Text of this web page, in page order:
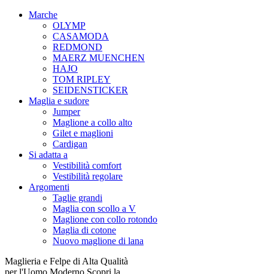
Marche
OLYMP
CASAMODA
REDMOND
MAERZ MUENCHEN
HAJO
TOM RIPLEY
SEIDENSTICKER
Maglia e sudore
Jumper
Maglione a collo alto
Gilet e maglioni
Cardigan
Si adatta a
Vestibilità comfort
Vestibilità regolare
Argomenti
Taglie grandi
Maglia con scollo a V
Maglione con collo rotondo
Maglia di cotone
Nuovo maglione di lana
Maglieria e Felpe di Alta Qualità
per l'Uomo Moderno Scopri la